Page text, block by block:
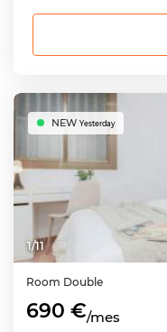
1/11
NEW Yesterday
Room Double
690 €/mes